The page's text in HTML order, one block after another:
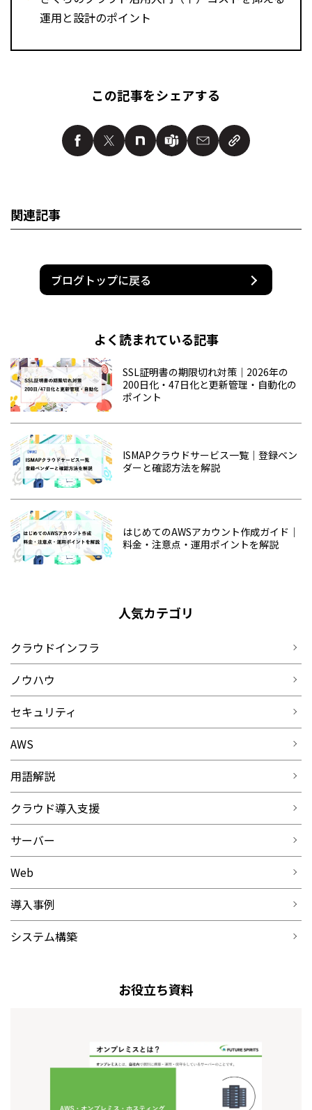
運用と設計のポイント
この記事をシェアする
関連記事
ブログトップに戻る
よく読まれている記事
SSL証明書の期限切れ対策｜2026年の
200日化・47日化と更新管理・自動化の
ポイント
ISMAPクラウドサービス一覧｜登録ベン
ダーと確認方法を解説
はじめてのAWSアカウント作成ガイド｜
料金・注意点・運用ポイントを解説
人気カテゴリ
クラウドインフラ
ノウハウ
セキュリティ
AWS
用語解説
クラウド導入支援
サーバー
Web
導入事例
システム構築
お役立ち資料